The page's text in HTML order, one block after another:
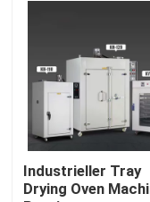
Alle Fälle
Labortrockenerer
Industrieller
Industrieller Tray
Drying Oven